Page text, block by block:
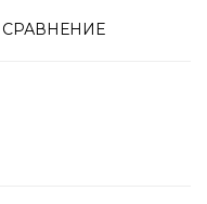
СРАВНЕНИЕ